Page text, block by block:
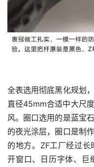
全表选用彻底黑化规划
直径45mm合适中大尺
风。圈口选用的是蓝宝
的夜光涂层，圈口是制
的地方。ZF工厂经过
开窗口、日历字体、巨